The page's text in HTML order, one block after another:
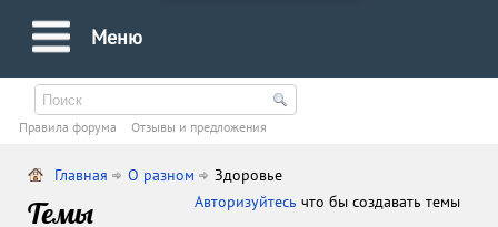
Меню
Правила форума Oтзывы и предложения
Главная О разном
Здоровье
Авторизуйтесь что бы создавать темы
Темы